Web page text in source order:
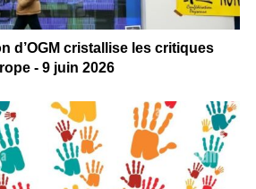
d’OGM cristallise les critiques
- 9 juin 2026